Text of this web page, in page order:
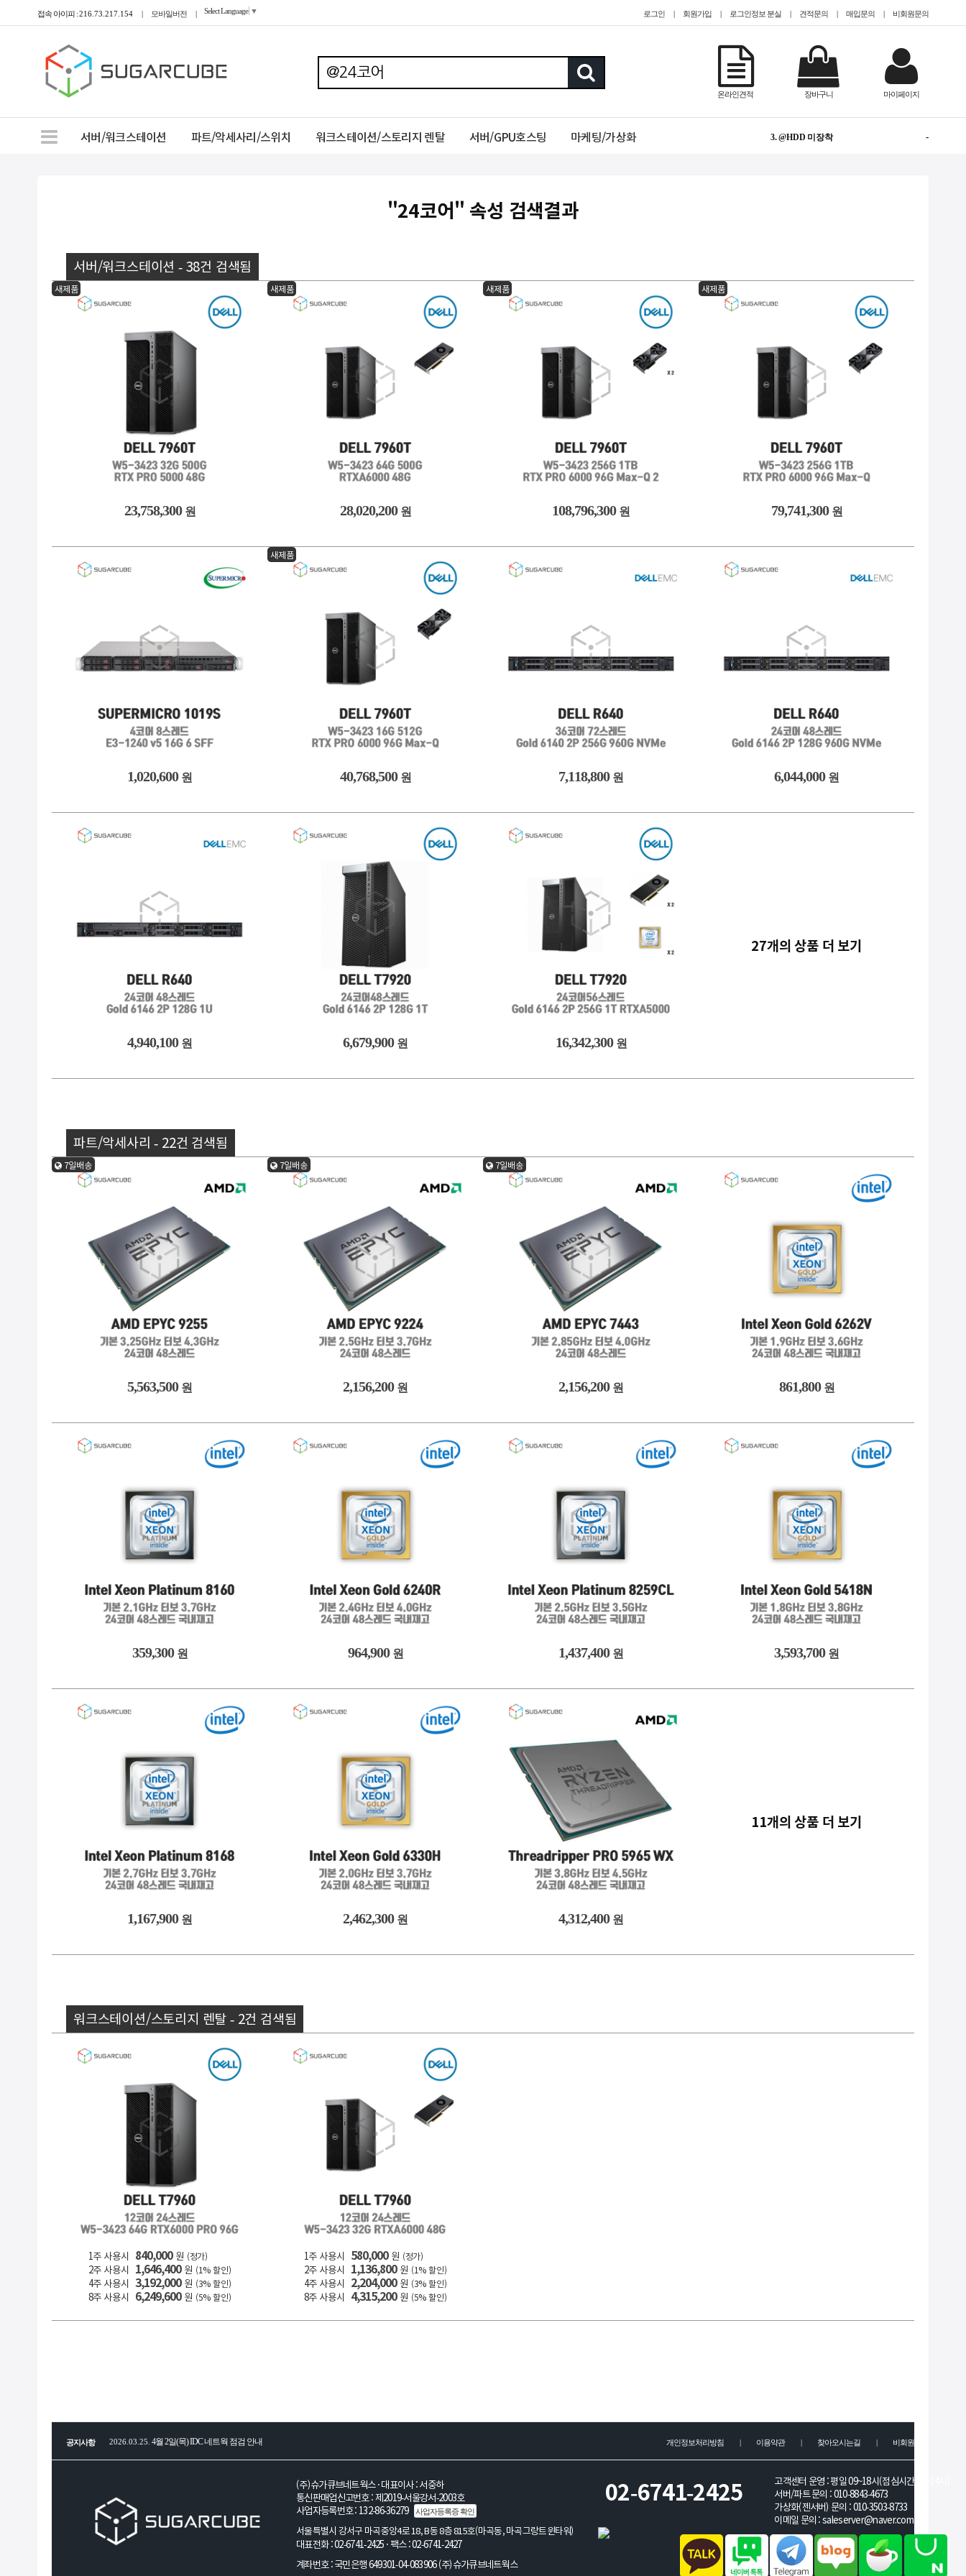
접속 아이피 :216.73.217.154 | 모바일버전 | Select Language ▼ 로그인 | 회원가입 | 로그인정보 분실 | 견적문의 | 매입문의 | 비회원문의
마이페이지
장바구니
온라인견적
서버/워크스테이션 파트/악세사리/스위치 워크스테이션/스토리지 렌탈 서버/GPU호스팅 마케팅/가상화
1. TESLA
NEW
-
3. @HDD 미장착
7. CISCO
9. #2933y
10. #GPU서버
"24코어" 속성 검색결과
서버/워크스테이션 - 38건 검색됨
새제품
23,758,300 원
새제품
28,020,200 원
새제품
108,796,300 원
새제품
79,741,300 원
1,020,600 원
새제품
40,768,500 원 7,118,800 원 6,044,000 원
4,940,100 원 6,679,900 원 16,342,300 원
27개의 상품 더 보기
파트/악세사리 - 22건 검색됨
7일배송
5,563,500 원
7일배송
2,156,200 원
7일배송
2,156,200 원 861,800 원
359,300 원 964,900 원 1,437,400 원 3,593,700 원
1,167,900 원 2,462,300 원 4,312,400 원
11개의 상품 더 보기
워크스테이션/스토리지 렌탈 - 2건 검색됨
1주 사용시 840,000 원 (정가)
2주 사용시 1,646,400 원 (1% 할인)
4주 사용시 3,192,000 원 (3% 할인)
8주 사용시 6,249,600 원 (5% 할인)
1주 사용시 580,000 원 (정가)
2주 사용시 1,136,800 원 (1% 할인)
4주 사용시 2,204,000 원 (3% 할인)
8주 사용시 4,315,200 원 (5% 할인)
공지사항
2026년 병오년(丙午年) 새해 복 많이 받으세요!
2025.07.01.하반기 (주)슈가큐브네트웍스 인사말
개인정보처리방침 | 이용약관 | 찾아오시는길 | 비회원문의
(주)슈가큐브네트웍스 · 대표이사 : 서중하
통신판매업신고번호 : 제2019-서울강서-2003호
사업자등록번호 : 132-86-36279
사업자등록증 확인
서울특별시 강서구 마곡중앙4로 18, B동 8층 815호(마곡동, 마곡그랑트윈타워)
대표전화 : 02-6741-2425 · 팩스 : 02-6741-2427
계좌번호 : 국민은행 649301-04-083906 (주)슈가큐브네트웍스
02-6741-2425
고객센터 운영 : 평일 09~18시(점심시간 13~14시)
서버/파트 문의 : 010-8843-4673
가상화(젠서버) 문의 : 010-3503-8733
이메일 문의 :saleserver@naver.com